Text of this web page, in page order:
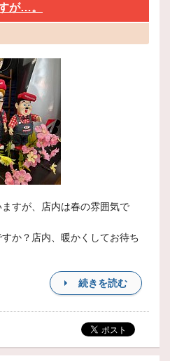
が…。
すが、店内は春の雰囲気で
か？店内、暖かくしてお待ち
続きを読む